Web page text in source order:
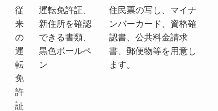
従
来
の
運
転
免
許
証
運転免許証、
新住所を確認
できる書類、
黒色ボールペ
ン
住民票の写し、マイナ
ンバーカード、資格確
認書、公共料金請求
書、郵便物等を用意し
ます。